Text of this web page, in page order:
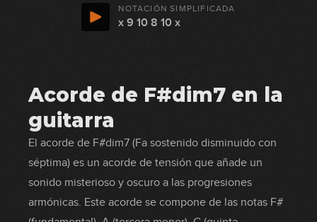
NOTACIÓN SIMPLIFICADA
x 9 10 8 10 x
Acorde de F#dim7 en la
guitarra
El acorde de F#dim7 (Fa sostenido disminuido con
séptima) es un acorde de tensión que añade un
sonido misterioso y oscuro a las progresiones
armónicas. Este acorde se compone de las notas F#